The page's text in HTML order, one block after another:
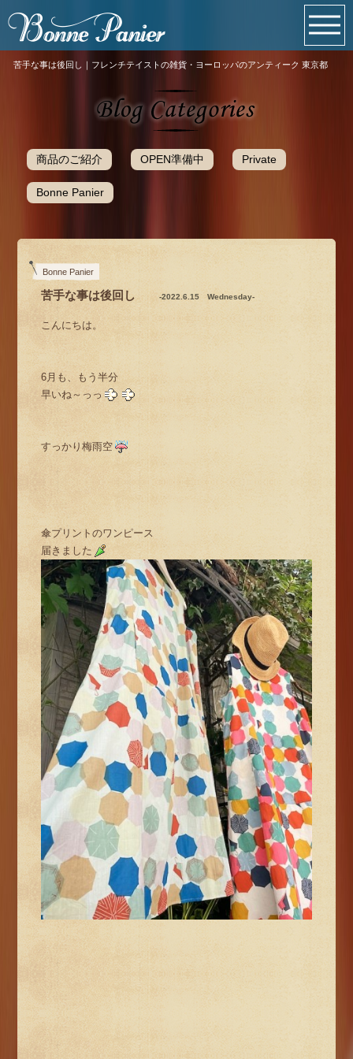
苦手な事は後回し｜フレンチテイストの雑貨・ヨーロッパのアンティーク 東京都
商品のご紹介 OPEN準備中 Private
Bonne Panier
Bonne Panier
苦手な事は後回し -2022.6.15 Wednesday-
こんにちは。
6月も、もう半分
早いね～っっ
すっかり梅雨空
傘プリントのワンピース
届きました